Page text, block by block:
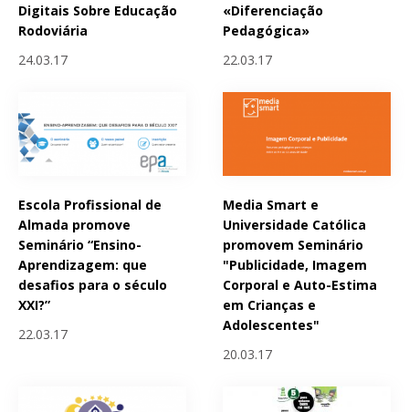
Digitais Sobre Educação
Rodoviária
24.03.17
«Diferenciação
Pedagógica»
22.03.17
Escola Profissional de
Almada promove
Seminário “Ensino-
Aprendizagem: que
desafios para o século
XXI?”
22.03.17
Media Smart e
Universidade Católica
promovem Seminário
"Publicidade, Imagem
Corporal e Auto-Estima
em Crianças e
Adolescentes"
20.03.17